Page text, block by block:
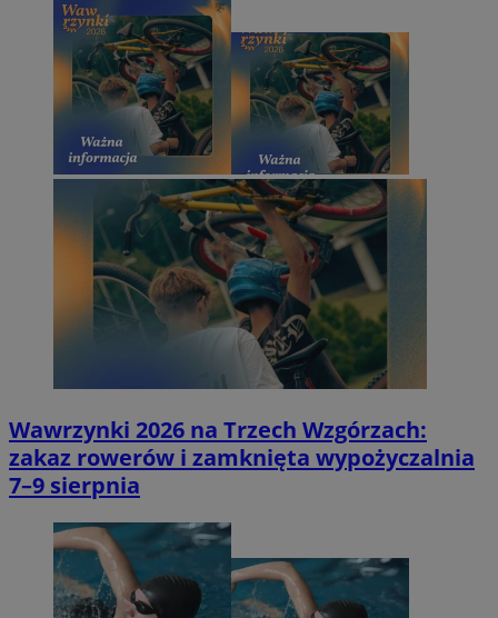
Wawrzynki 2026 na Trzech Wzgórzach:
zakaz rowerów i zamknięta wypożyczalnia
7–9 sierpnia